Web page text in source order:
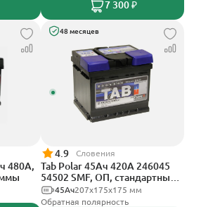
7 300 ₽
480А,
48 месяцев
4.9 Словения
Tab Polar 45Ач 420А 246045
54502 SMF, ОП, стандартные
клеммы207x175x175 мм
45Ач
Обратная полярность